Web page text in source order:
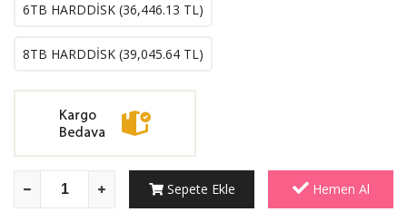
6TB HARDDİSK (36,446.13 TL)
8TB HARDDİSK (39,045.64 TL)
Sepete Ekle Hemen Al